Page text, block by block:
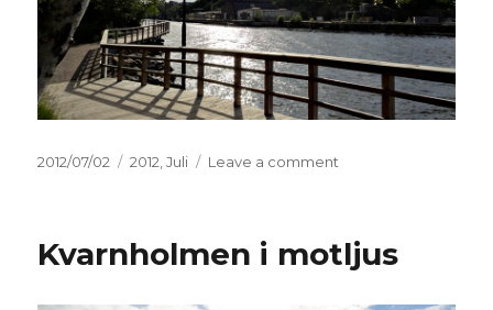
Posted
2012/07/02 Categories
2012,Juli Leave a comment
Kvarnholmen i motljus